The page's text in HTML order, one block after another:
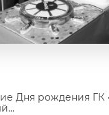
Дня рождения ГК